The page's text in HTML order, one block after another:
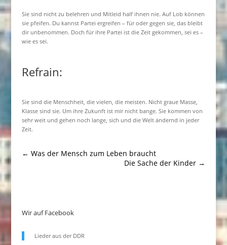
Sie sind nicht zu belehren und Mitleid half ihnen nie. Auf Lob können
sie pfeifen. Du kannst Partei ergreifen – für oder gegen sie, das bleibt
dir unbenommen. Doch für ihre Partei ist die Zeit gekommen, sei es –
wie es sei.
Refrain:
Sie sind die Menschheit, die vielen, die meisten. Nicht graue Masse,
Klasse sind sie. Um ihre Zukunft ist mir nicht bange. Sie kommen von
sehr weit und gehen noch lange, sich und die Welt ändernd in jeder
Zeit.
← Was der Mensch zum Leben braucht
Die Sache der Kinder →
Wir auf Facebook
Lieder aus der DDR